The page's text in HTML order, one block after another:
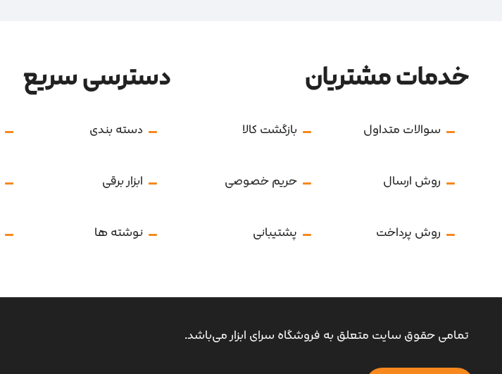
خدمات مشتریان
سوالات متداول بازگشت کالا
روش ارسال حریم خصوصی
روش پرداخت پشتیبانی
دسترسی سریع
دسته بندی
ابزار برقی
نوشته ها
تمامی حقوق سایت متعلق به فروشگاه سرای ابزار می‌باشد.